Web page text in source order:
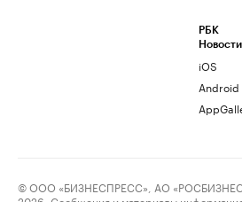
РБК
Новости
iOS
Android
© ООО «БИЗНЕСПРЕСС», АО